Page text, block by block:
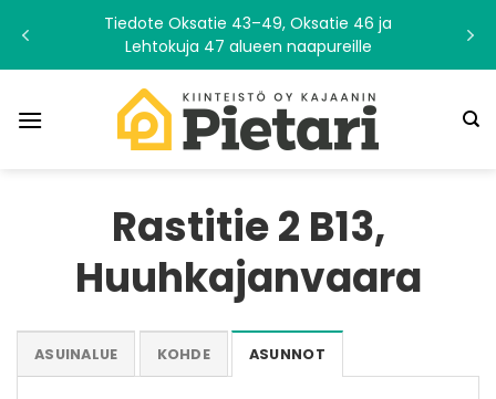
content
Tiedote Oksatie 43–49, Oksatie 46 ja
Lehtokuja 47 alueen naapureille
Rastitie 2 B13,
Huuhkajanvaara
ASUINALUE KOHDE ASUNNOT